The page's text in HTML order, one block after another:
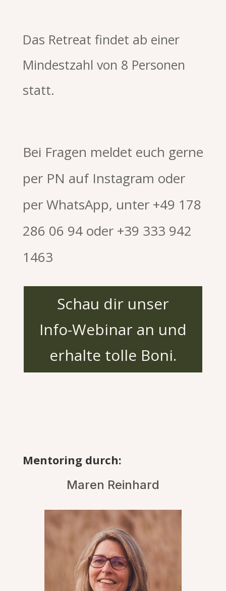
Das Retreat findet ab einer
Mindestzahl von 8 Personen
statt.
Bei Fragen meldet euch gerne
per PN auf Instagram oder
per WhatsApp, unter +49 178
286 06 94 oder ‪+39 333 942
1463
Schau dir unser
Info-Webinar an und
erhalte tolle Boni.
Mentoring durch:
Maren Reinhard